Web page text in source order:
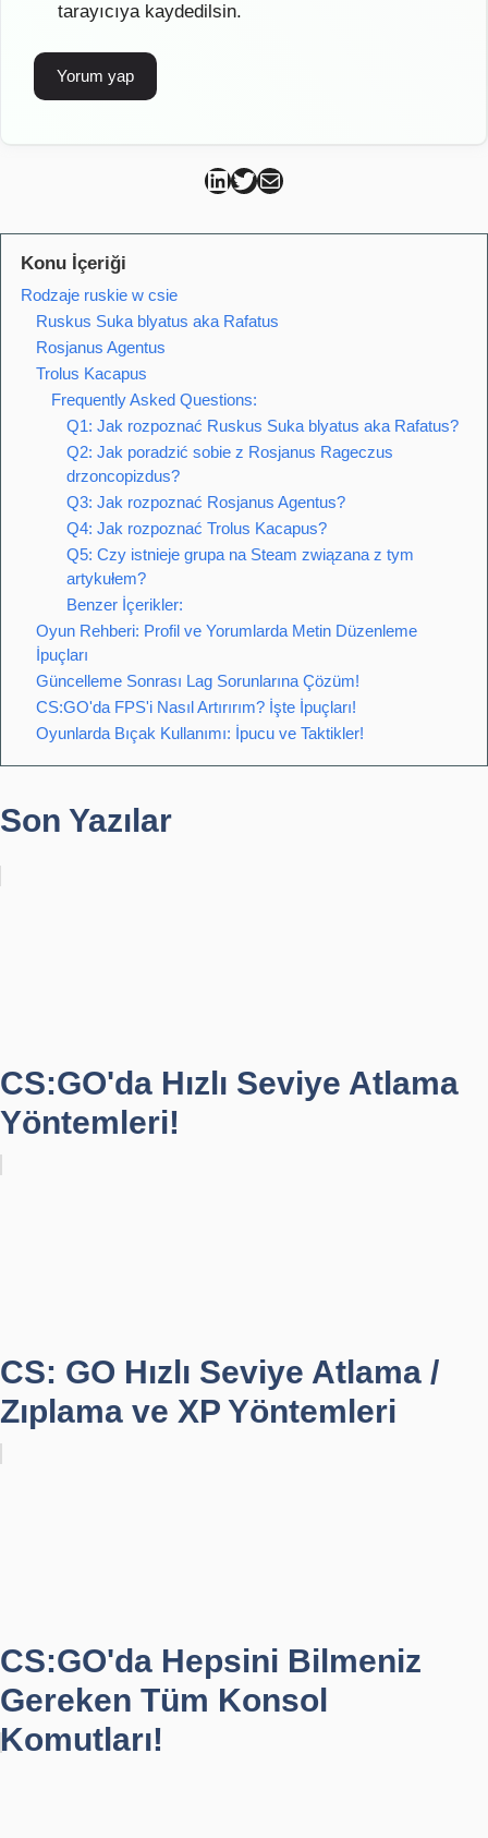
tarayıcıya kaydedilsin.
Can Kütahya Linkedin
Can Kütahya Twitter
Can Kütahya Mail
Konu İçeriği
Rodzaje ruskie w csie
Ruskus Suka blyatus aka Rafatus
Rosjanus Agentus
Trolus Kacapus
Frequently Asked Questions:
Q1: Jak rozpoznać Ruskus Suka blyatus aka Rafatus?
Q2: Jak poradzić sobie z Rosjanus Rageczus
drzoncopizdus?
Q3: Jak rozpoznać Rosjanus Agentus?
Q4: Jak rozpoznać Trolus Kacapus?
Q5: Czy istnieje grupa na Steam związana z tym
artykułem?
Benzer İçerikler:
Oyun Rehberi: Profil ve Yorumlarda Metin Düzenleme
İpuçları
Güncelleme Sonrası Lag Sorunlarına Çözüm!
CS:GO'da FPS'i Nasıl Artırırım? İşte İpuçları!
Oyunlarda Bıçak Kullanımı: İpucu ve Taktikler!
Son Yazılar
CS:GO'da Hızlı Seviye Atlama
Yöntemleri!
CS: GO Hızlı Seviye Atlama /
Zıplama ve XP Yöntemleri
CS:GO'da Hepsini Bilmeniz
Gereken Tüm Konsol
Komutları!